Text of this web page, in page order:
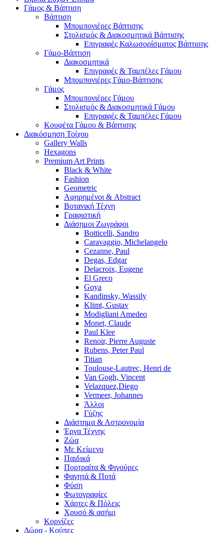
Γάμος & Βάπτιση
Βάπτιση
Μπομπονιέρες Βάπτισης
Στολισμός & Διακοσμητικά Βάπτισης
Επιγραφές Καλωσορίσματος Βάπτισης
Γάμο-Βάπτιση
Διακοσμητικά
Επιγραφές & Ταμπέλες Γάμου
Μπομπονιέρες Γάμο-Βάπτισης
Γάμος
Μπομπονιέρες Γάμου
Στολισμός & Διακοσμητικά Γάμου
Επιγραφές & Ταμπέλες Γάμου
Κουφέτα Γάμου & Βάπτισης
Διακόσμηση Τοίχου
Gallery Walls
Hexagons
Premium Art Prints
Black & White
Fashion
Geometric
Αφηρημένοι & Abstract
Βοτανική Τέχνη
Γραφιστική
Διάσημοι Ζωγράφοι
Botticelli, Sandro
Caravaggio, Michelangelo
Cezanne, Paul
Degas, Edgar
Delacroix, Eugene
El Greco
Goya
Kandinsky, Wassily
Klimt, Gustav
Modigliani Amedeo
Monet, Claude
Paul Klee
Renoir, Pierre Auguste
Rubens, Peter Paul
Titian
Toulouse-Lautrec, Henri de
Van Gogh, Vincent
Velazquez,Diego
Vermeer, Johannes
Άλλοι
Γύζης
Διάστημα & Αστρονομία
Έργα Τέχνης
Ζώα
Με Κείμενο
Παιδικά
Πορτραίτα & Φιγούρες
Φαγητά & Ποτά
Φύση
Φωτογραφίες
Χάρτες & Πόλεις
Χρυσό & ασήμι
Κορνίζες
Δώρα - Κούπες